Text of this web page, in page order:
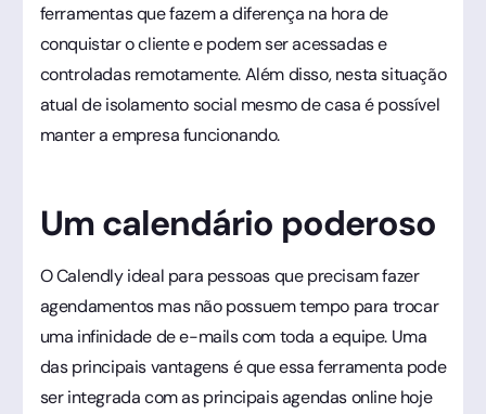
ferramentas que fazem a diferença na hora de
conquistar o cliente e podem ser acessadas e
controladas remotamente. Além disso, nesta situação
atual de isolamento social mesmo de casa é possível
manter a empresa funcionando.
Um calendário poderoso
O Calendly ideal para pessoas que precisam fazer
agendamentos mas não possuem tempo para trocar
uma infinidade de e-mails com toda a equipe. Uma
das principais vantagens é que essa ferramenta pode
ser integrada com as principais agendas online hoje